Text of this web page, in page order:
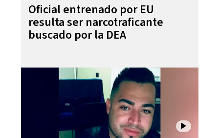
Oficial entrenado por EU
resulta ser narcotraficante
buscado por la DEA